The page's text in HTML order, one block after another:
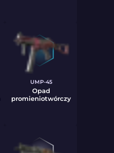
UMP-45
Opad
promieniotwórczy